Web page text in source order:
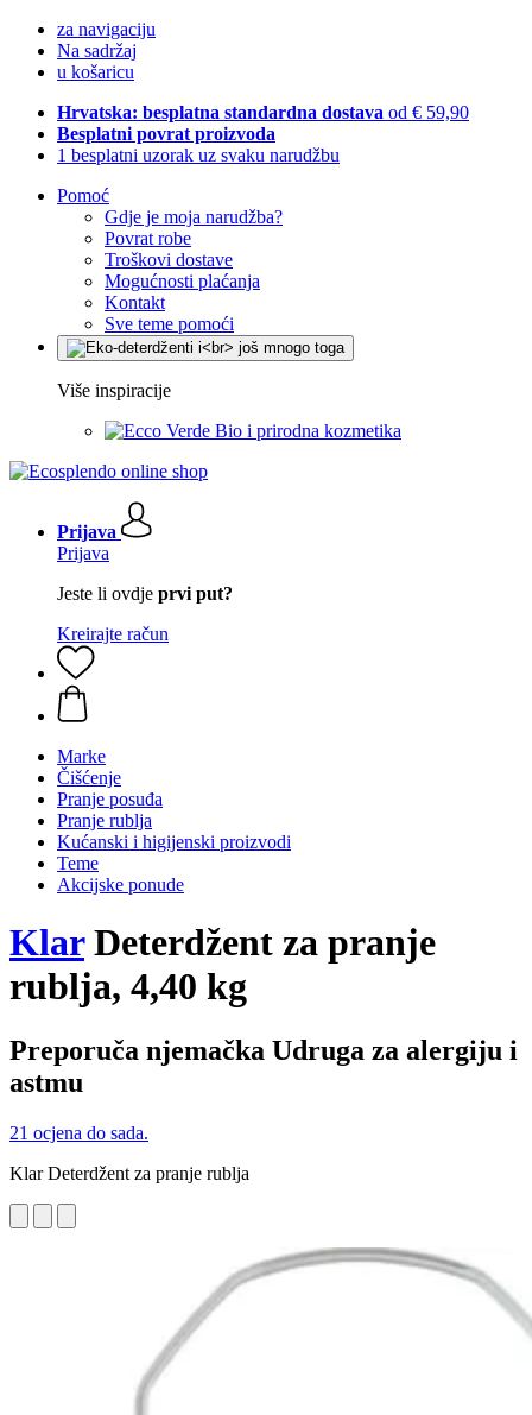
za navigaciju
Na sadržaj
u košaricu
Hrvatska: besplatna standardna dostava od € 59,90
Besplatni povrat proizvoda
1 besplatni uzorak uz svaku narudžbu
Pomoć
Gdje je moja narudžba?
Povrat robe
Troškovi dostave
Mogućnosti plaćanja
Kontakt
Sve teme pomoći
Više inspiracije
Bio i prirodna kozmetika
Prijava
Prijava
Jeste li ovdje prvi put?
Kreirajte račun
Marke
Čišćenje
Pranje posuđa
Pranje rublja
Kućanski i higijenski proizvodi
Teme
Akcijske ponude
KlarDeterdžent za pranje
rublja, 4,40 kg
Preporuča njemačka Udruga za alergiju i
astmu
21 ocjena do sada.
Klar Deterdžent za pranje rublja